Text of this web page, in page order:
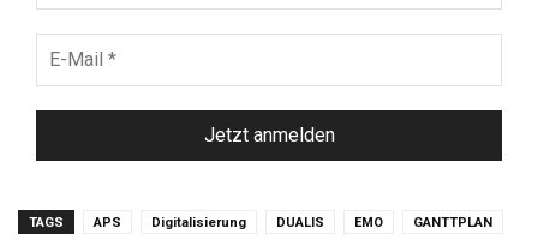
Mail
*
TAGS APS Digitalisierung DUALIS EMO GANTTPLAN